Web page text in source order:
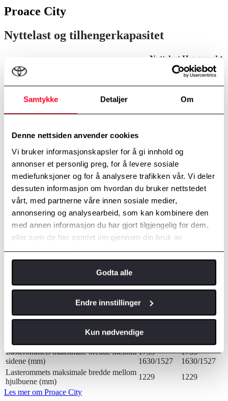
Samtykke Detaljer Om
Denne nettsiden anvender cookies
Vi bruker informasjonskapsler for å gi innhold og
annonser et personlig preg, for å levere sosiale
mediefunksjoner og for å analysere trafikken vår. Vi deler
dessuten informasjon om hvordan du bruker nettstedet
vårt, med partnerne våre innen sosiale medier,
annonsering og analysearbeid, som kan kombinere den
med annen informasjon du har gjort tilgjengelig for dem,
eller som de har samlet inn gjennom din bruk av
tjenestene deres.
Godta alle
Endre innstillinger
Kun nødvendige
Proace City
Nyttelast og tilhengerkapasitet
Nyttelast Hengervekt
kg
Proace City 100HK man. L1 Comfort og
Comfort Fleet Color
Proace City 130HK aut. L1 Comfort
1350
Color
Proace City 130HK aut. L2 Comfort Plus
800 1000
Lasteromsvolum
Kort varebil Lang varebil
Uten Smart Cargo (m3) 3,3
3,9
Med Smart Cargo (m3)
3,7
4,3
Antall Europaller
Lasteromdimensjoner
varebil
varebil
Lasteromsgulvets lengde (mm)
1817
Cargo (mm)
3090 3440
Lasterommets maksimale høyde (mm)
1200
Lasterommets maksimale bredde mellom
sidene (mm)
1733 -
1630/1527
1733-
1630/1527
Lasterommets maksimale bredde mellom
hjulbuene (mm)
1229
1229
Les mer om Proace City